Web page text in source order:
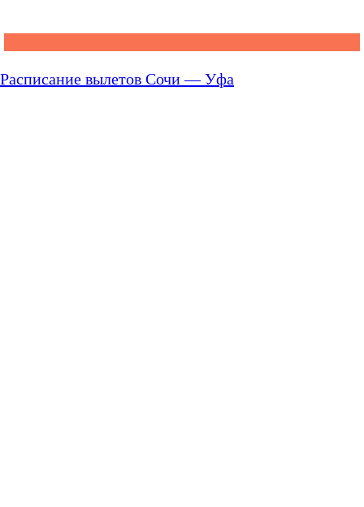
Расписание вылетов Сочи — Уфа